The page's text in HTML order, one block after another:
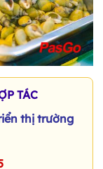
TÁC
thị trường